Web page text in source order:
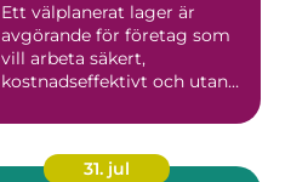
Ett välplanerat lager är
avgörande för företag som
vill arbeta säkert,
kostnadseffektivt och utan
31. jul